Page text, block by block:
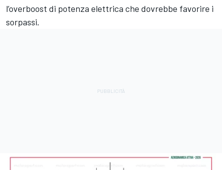
l’overboost di potenza elettrica che dovrebbe favorire i
sorpassi.